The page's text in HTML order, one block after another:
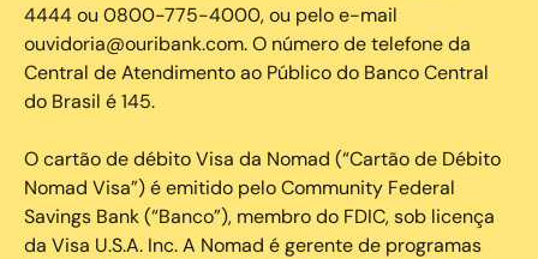
4444 ou 0800-775-4000, ou pelo e-mail
ouvidoria@ouribank.com. O número de telefone da
Central de Atendimento ao Público do Banco Central
do Brasil é 145.
O cartão de débito Visa da Nomad (“Cartão de Débito
Nomad Visa”) é emitido pelo Community Federal
Savings Bank (“Banco”), membro do FDIC, sob licença
da Visa U.S.A. Inc. A Nomad é gerente de programas